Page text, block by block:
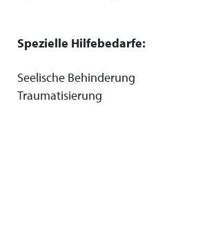
Spezielle Hilfebedarfe:
Seelische Behinderung
Traumatisierung